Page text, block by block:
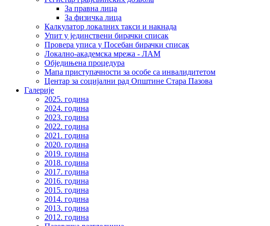
За правна лица
За физичка лица
Калкулатор локалних такси и накнада
Упит у јединствени бирачки списак
Провера уписа у Посебан бирачки списак
Локално-академска мрежа - ЛАМ
Обједињена процедура
Мапа приступачности за особе са инвалидитетом
Центар за социјални рад Општине Стара Пазова
Галерије
2025. година
2024. година
2023. година
2022. година
2021. година
2020. година
2019. година
2018. година
2017. година
2016. година
2015. година
2014. година
2013. година
2012. година